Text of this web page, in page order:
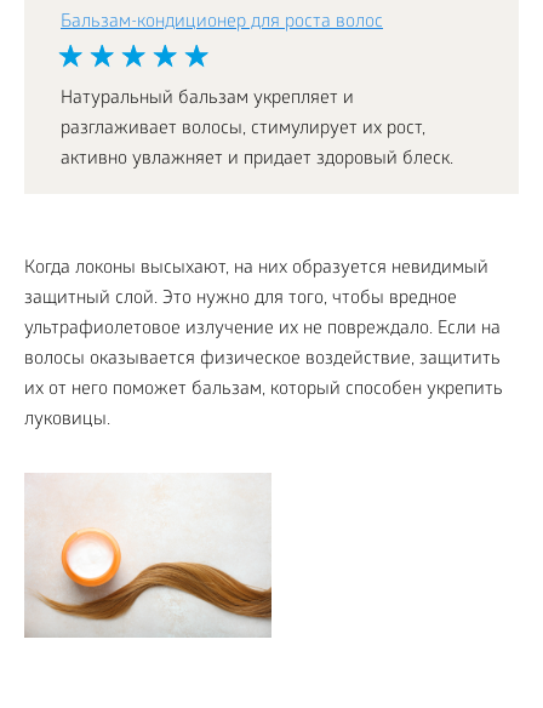
Бальзам-кондиционер для роста волос
Натуральный бальзам укрепляет и
разглаживает волосы, стимулирует их рост,
активно увлажняет и придает здоровый блеск.
Когда локоны высыхают, на них образуется невидимый
защитный слой. Это нужно для того, чтобы вредное
ультрафиолетовое излучение их не повреждало. Если на
волосы оказывается физическое воздействие, защитить
их от него поможет бальзам, который способен укрепить
луковицы.